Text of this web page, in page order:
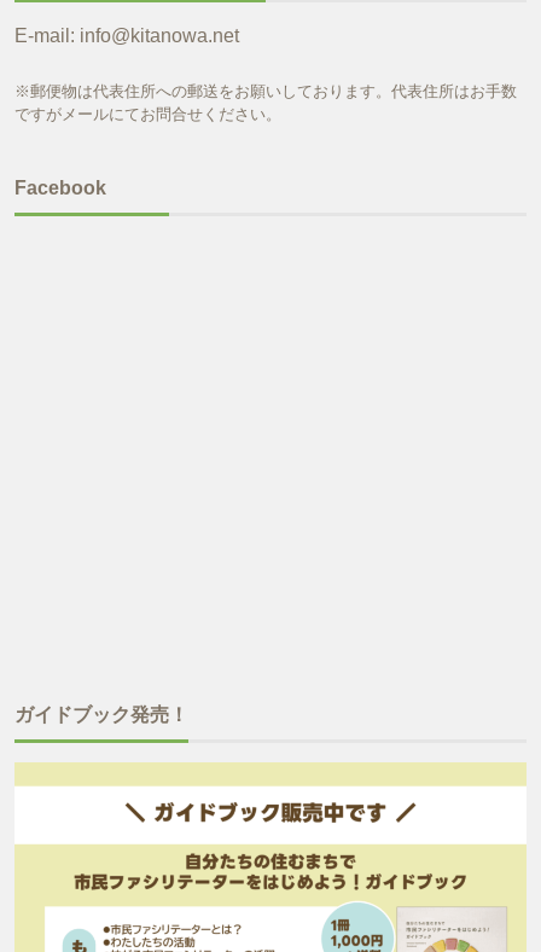
E-mail: info@kitanowa.net
※郵便物は代表住所への郵送をお願いしております。代表住所はお手数
ですがメールにてお問合せください。
Facebook
ガイドブック発売！